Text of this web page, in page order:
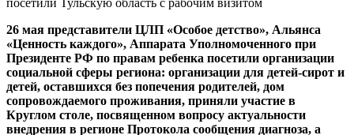
26 мая представители ЦЛП «Особое детство», Альянса
«Ценность каждого», Аппарата Уполномоченного при
Президенте РФ по правам ребенка посетили организации
социальной сферы региона: организации для детей-сирот и
детей, оставшихся без попечения родителей, дом
сопровождаемого проживания, приняли участие в
Круглом столе, посвященном вопросу актуальности
внедрения в регионе Протокола сообщения диагноза, а